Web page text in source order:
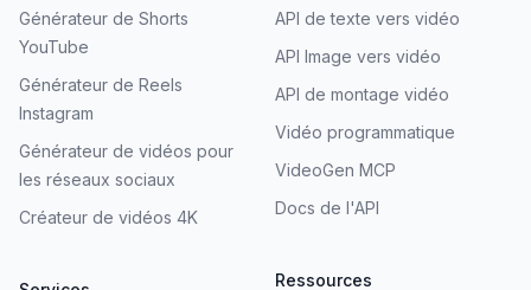
Générateur de Shorts
YouTube
Générateur de Reels
Instagram
Générateur de vidéos pour
les réseaux sociaux
Créateur de vidéos 4K
API de texte vers vidéo
API Image vers vidéo
API de montage vidéo
Vidéo programmatique
VideoGen MCP
Docs de l'API
Ressources